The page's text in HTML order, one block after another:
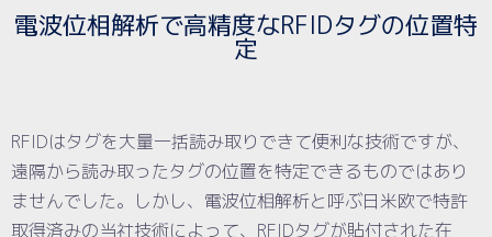
電波位相解析で高精度なRFIDタグの位置特
定
RFIDはタグを大量一括読み取りできて便利な技術ですが、
遠隔から読み取ったタグの位置を特定できるものではあり
ませんでした。しかし、電波位相解析と呼ぶ日米欧で特許
取得済みの当社技術によって、RFIDタグが貼付された在